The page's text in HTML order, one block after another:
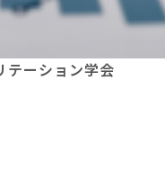
テーション学会